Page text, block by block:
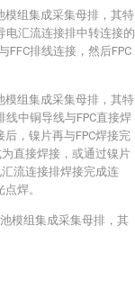
模组集成采集母排，其特
电汇流连接排中转连接的
FFC排线连接，然后FPC
模组集成采集母排，其特
线中铜导线与FPC直接焊
，镍片再与FPC焊接完
直接焊接，或通过镍片
流连接排焊接完成连
焊。
模组集成采集母排，其